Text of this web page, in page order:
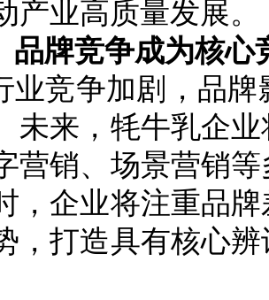
产业高质量发展。
品牌竞争成为核心
业竞争加剧，品
未来，牦牛乳企
营销、场景营销
，企业将注重品
，打造具有核心